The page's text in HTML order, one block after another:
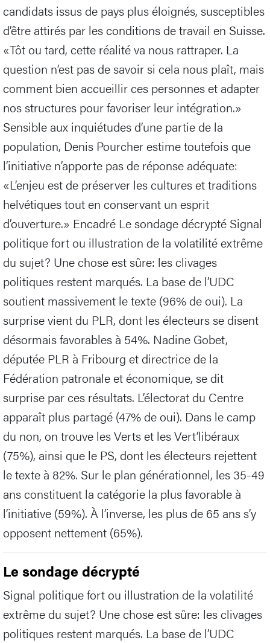
candidats issus de pays plus éloignés, susceptibles
d’être attirés par les conditions de travail en Suisse.
«Tôt ou tard, cette réalité va nous rattraper. La
question n’est pas de savoir si cela nous plaît, mais
comment bien accueillir ces personnes et adapter
nos structures pour favoriser leur intégration.»
Sensible aux inquiétudes d’une partie de la
population, Denis Pourcher estime toutefois que
l’initiative n’apporte pas de réponse adéquate:
«L’enjeu est de préserver les cultures et traditions
helvétiques tout en conservant un esprit
d’ouverture.» Encadré Le sondage décrypté Signal
politique fort ou illustration de la volatilité extrême
du sujet? Une chose est sûre: les clivages
politiques restent marqués. La base de l’UDC
soutient massivement le texte (96% de oui). La
surprise vient du PLR, dont les électeurs se disent
désormais favorables à 54%. Nadine Gobet,
députée PLR à Fribourg et directrice de la
Fédération patronale et économique, se dit
surprise par ces résultats. L’électorat du Centre
apparaît plus partagé (47% de oui). Dans le camp
du non, on trouve les Verts et les Vert’libéraux
(75%), ainsi que le PS, dont les électeurs rejettent
le texte à 82%. Sur le plan générationnel, les 35-49
ans constituent la catégorie la plus favorable à
l’initiative (59%). À l’inverse, les plus de 65 ans s’y
opposent nettement (65%).
Le sondage décrypté
Signal politique fort ou illustration de la volatilité
extrême du sujet? Une chose est sûre: les clivages
politiques restent marqués. La base de l’UDC